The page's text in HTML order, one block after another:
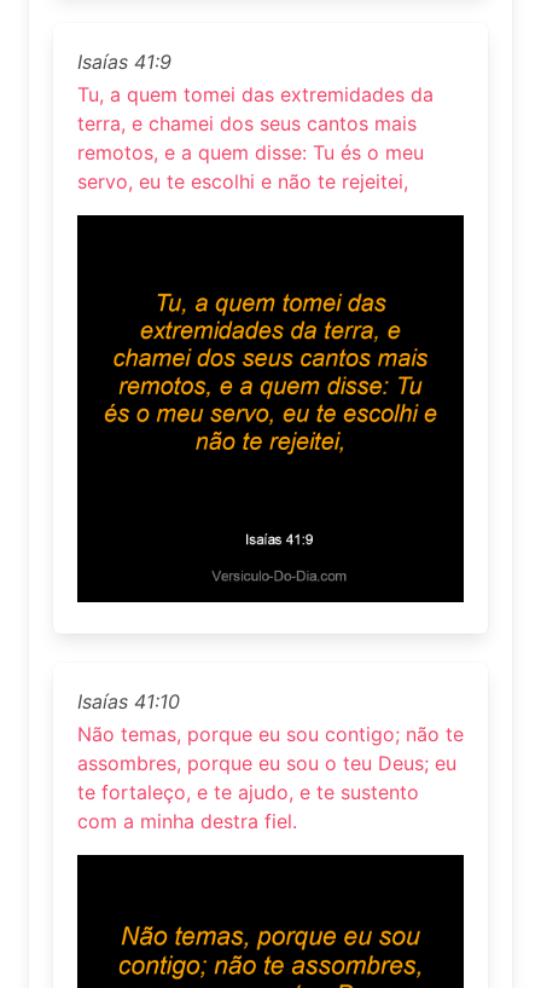
Isaías 41:9
Tu, a quem tomei das extremidades da
terra, e chamei dos seus cantos mais
remotos, e a quem disse: Tu és o meu
servo, eu te escolhi e não te rejeitei,
Isaías 41:10
Não temas, porque eu sou contigo; não te
assombres, porque eu sou o teu Deus; eu
te fortaleço, e te ajudo, e te sustento
com a minha destra fiel.